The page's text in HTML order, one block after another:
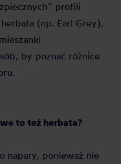
profili
(np. Earl Grey),
by poznać różnice
to też herbata?
napary, ponieważ nie